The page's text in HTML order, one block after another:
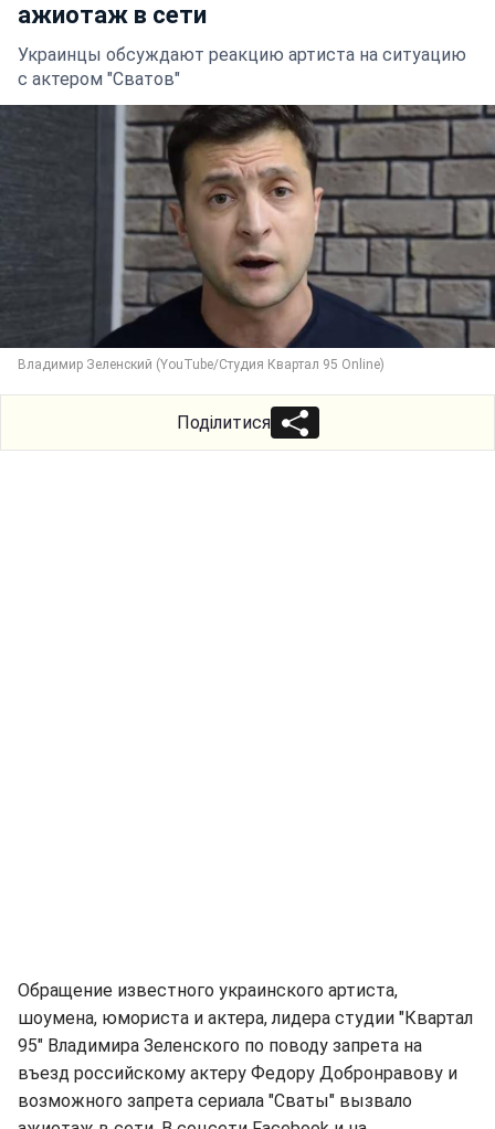
ажиотаж в сети
Украинцы обсуждают реакцию артиста на ситуацию
с актером "Сватов"
Владимир Зеленский (YouTube/Студия Квартал 95 Online)
Поділитися
Обращение известного украинского артиста,
шоумена, юмориста и актера, лидера студии "Квартал
95" Владимира Зеленского по поводу запрета на
въезд российскому актеру Федору Добронравову и
возможного запрета сериала "Сваты" вызвало